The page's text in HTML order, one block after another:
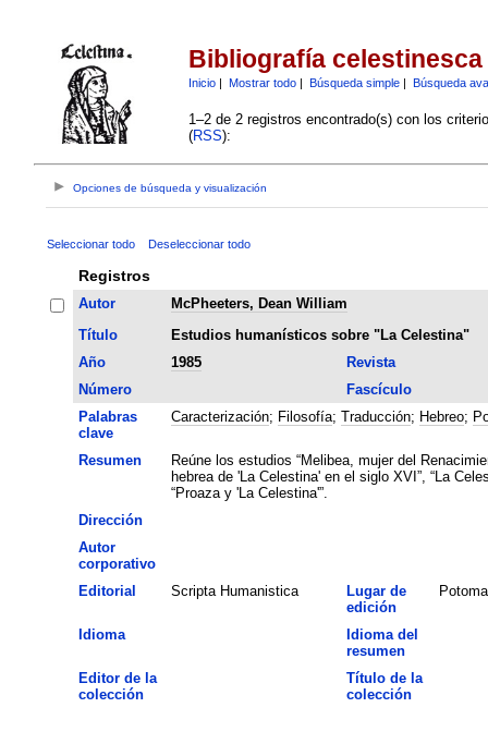
Bibliografía celestinesca
Inicio| Mostrar todo| Búsqueda simple| Búsqueda
1–2 de 2 registros encontrado(s) con los
(RSS):
Opciones de búsqueda y visualización
Seleccionar todo Deseleccionar todo
Registros
Autor
McPheeters, Dean William
Título
Estudios humanísticos sobre "La Celestina"
Año
1985
Revista
Número
Fascículo
Palabras
clave
Caracterización; Filosofía; Traducción; Hebreo;
Resumen
Reúne los estudios “Melibea, mujer del
hebrea de 'La Celestina' en el siglo XVI”, “La
“Proaza y 'La Celestina'”.
Dirección
Autor
corporativo
Editorial
Scripta Humanistica
Lugar de
edición
Idioma
Idioma del
resumen
Editor de la
colección
Título de la
colección